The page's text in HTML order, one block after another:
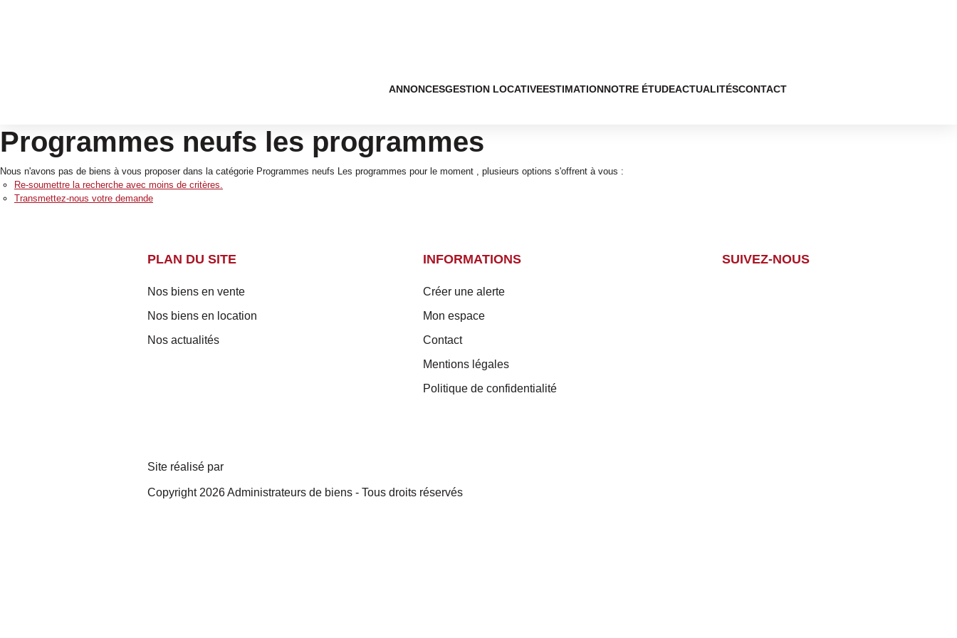
ANNONCESGESTION LOCATIVEESTIMATIONNOTRE ÉTUDEACTUALITÉSCONTACT
Programmes neufs les programmes
Nous n'avons pas de biens à vous proposer dans la catégorie Programmes neufs Les programmes pour le moment , plusieurs options s'offrent à vous :
Re-soumettre la recherche avec moins de critères.
Transmettez-nous votre demande
PLAN DU SITE
Nos biens en vente
Nos biens en location
Nos actualités
INFORMATIONS
Créer une alerte
Mon espace
Contact
Mentions légales
Politique de confidentialité
SUIVEZ-NOUS
Site réalisé par
Copyright 2026 Administrateurs de biens - Tous droits réservés